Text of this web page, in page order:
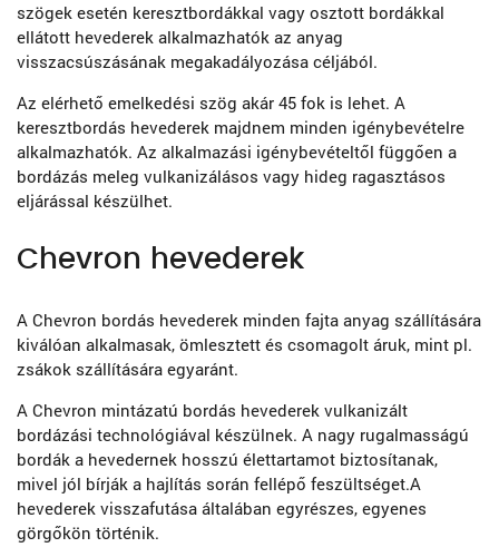
szögek esetén keresztbordákkal vagy osztott bordákkal
ellátott hevederek alkalmazhatók az anyag
visszacsúszásának megakadályozása céljából.
Az elérhető emelkedési szög akár 45 fok is lehet. A
keresztbordás hevederek majdnem minden igénybevételre
alkalmazhatók. Az alkalmazási igénybevételtől függően a
bordázás meleg vulkanizálásos vagy hideg ragasztásos
eljárással készülhet.
Chevron hevederek
A Chevron bordás hevederek minden fajta anyag szállítására
kiválóan alkalmasak, ömlesztett és csomagolt áruk, mint pl.
zsákok szállítására egyaránt.
A Chevron mintázatú bordás hevederek vulkanizált
bordázási technológiával készülnek. A nagy rugalmasságú
bordák a hevedernek hosszú élettartamot biztosítanak,
mivel jól bírják a hajlítás során fellépő feszültséget.A
hevederek visszafutása általában egyrészes, egyenes
görgőkön történik.